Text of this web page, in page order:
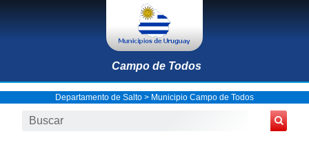
Campo de Todos
Departamento de Salto > Municipio Campo de Todos